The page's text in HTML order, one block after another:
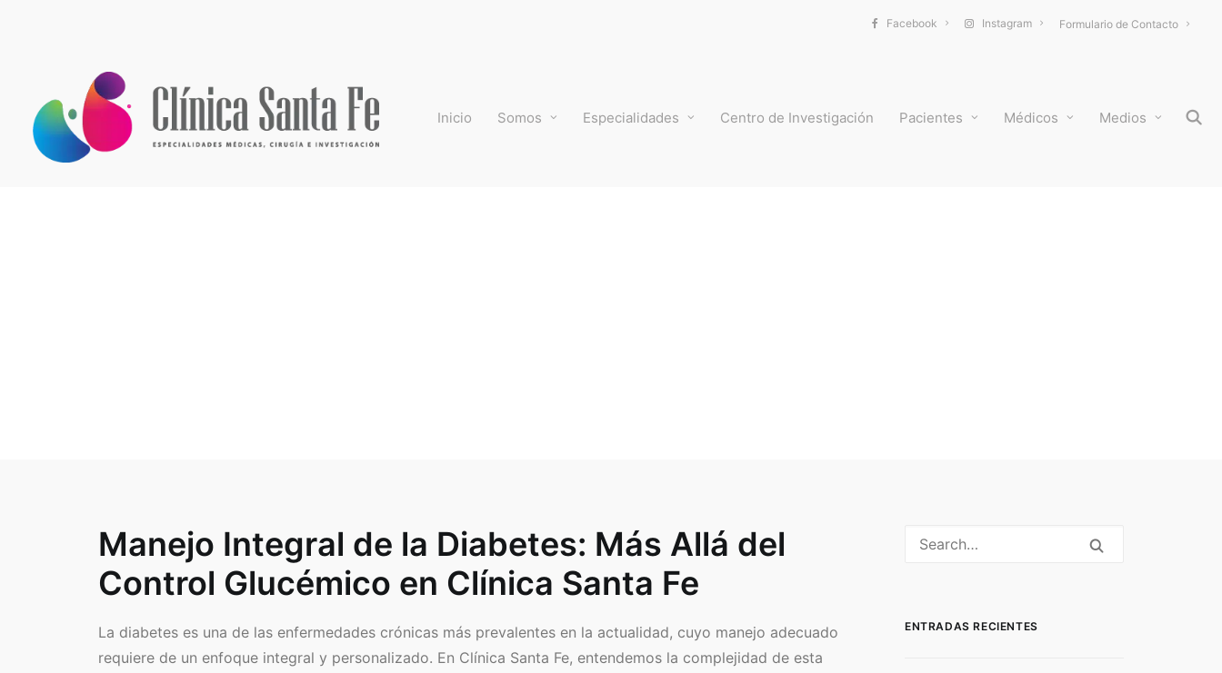
Facebook Instagram Formulario de Contacto
Inicio Somos Especialidades Centro de Investigación Pacientes Médicos Medios
Manejo Integral de la Diabetes: Más Allá del
Control Glucémico en Clínica Santa Fe
La diabetes es una de las enfermedades crónicas más prevalentes en la actualidad, cuyo manejo adecuado
requiere de un enfoque integral y personalizado. En Clínica Santa Fe, entendemos la complejidad de esta
ENTRADAS RECIENTES